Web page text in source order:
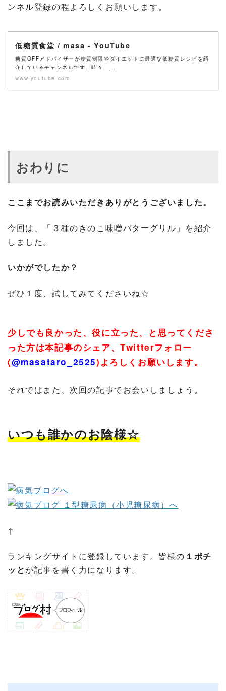
ンネル登録の程よろしくお願いします。
低糖質食堂 / masa - YouTube
糖質OFFアドバイザーが糖質制限やダイエットに最適な低糖質レシピを紹
介しているチャンネルです。時々、...
www.youtube.com
おわりに
ここまでお読みいただきありがとうございました。
今回は、「３種のきのこ味噌バターグリル」を紹介
しました。
いかがでしたか？
ぜひ１度、試してみてくださいね☆
少しでも良かった、役に立った、と思ってくださ
った方は本記事のシェア、Twitterフォロー
(@masataro_2525) よろしくお願いします。
それではまた、次回の記事でお会いしましょう。
いつも誰かのお陰様☆
↑
ランキングサイトに登録しています。皆様の １ポチ
ッとが記事を書く力になります。